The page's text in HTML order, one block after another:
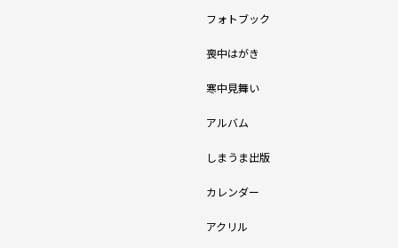
フォトブック
喪中はがき
寒中見舞い
アルバム
しまうま出版
カレンダー
アクリル